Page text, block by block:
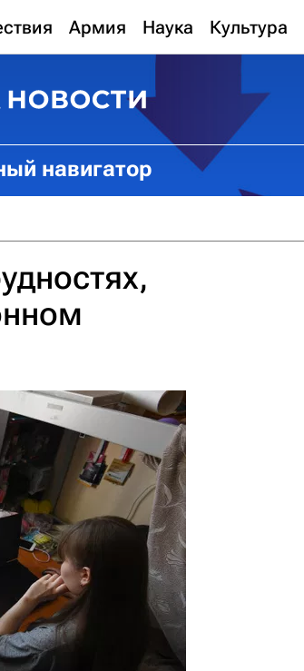
Армия Наука Культура
навигатор